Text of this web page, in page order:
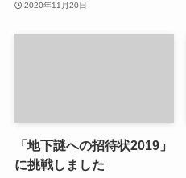
2020年11月20日
「地下謎への招待状2019」
に挑戦しました